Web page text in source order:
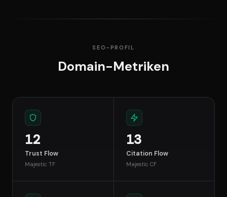
SEO-PROFIL
Domain-Metriken
12
Trust Flow
Majestic TF
13
Citation Flow
Majestic CF